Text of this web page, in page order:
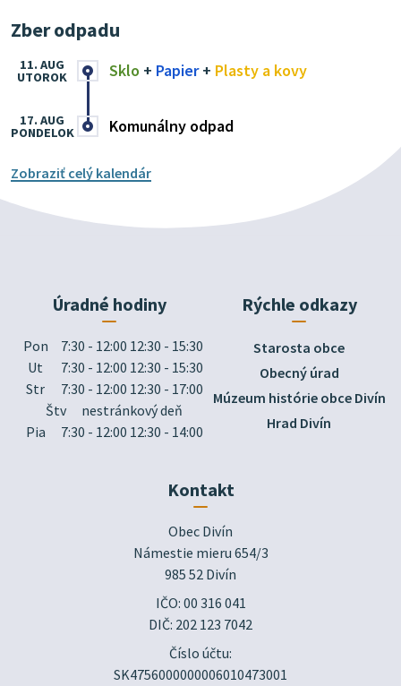
Zber odpadu
Sklo + Papier+ Plasty a kovy
11. AUG
UTOROK
Komunálny odpad
17. AUG
PONDELOK
Zobraziť celý kalendár
Úradné hodiny
Pon
7:30 - 12:00 12:30 - 15:30
Ut
7:30 - 12:00 12:30 - 15:30
Str
7:30 - 12:00 12:30 - 17:00
Štv
nestránkový deň
Pia
7:30 - 12:00 12:30 - 14:00
Rýchle odkazy
Starosta obce
Obecný úrad
Múzeum histórie obce Divín
Hrad Divín
Kontakt
Obec Divín
Námestie mieru 654/3
985 52 Divín
IČO: 00 316 041
DIČ: 202 123 7042
Číslo účtu:
SK4756000000006010473001